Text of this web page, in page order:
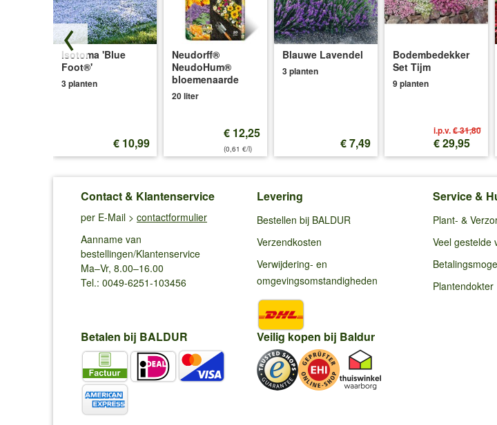
Isotoma 'Blue
Foot®'
3 planten
€ 10,99
Neudorff®
NeudoHum®
bloemenaarde
20 liter
€ 12,25
(0,61 €/l)
Blauwe Lavendel
3 planten
€ 7,49
Bodembedekker
Set Tijm
9 planten
i.p.v.€ 31,80
€ 29,95
Contact & Klantenservice
per E-Mail > contactformulier
Aanname van
bestellingen/Klantenservice
Ma–Vr, 8.00–16.00
Tel.: 0049-6251-103456
Levering
Bestellen bij BALDUR
Verzendkosten
Verwijdering- en
omgevingsomstandigheden
Service &
Plant- &
Veel gestelde
Plantendokter
Betalen bij BALDUR Veilig kopen bij Baldur